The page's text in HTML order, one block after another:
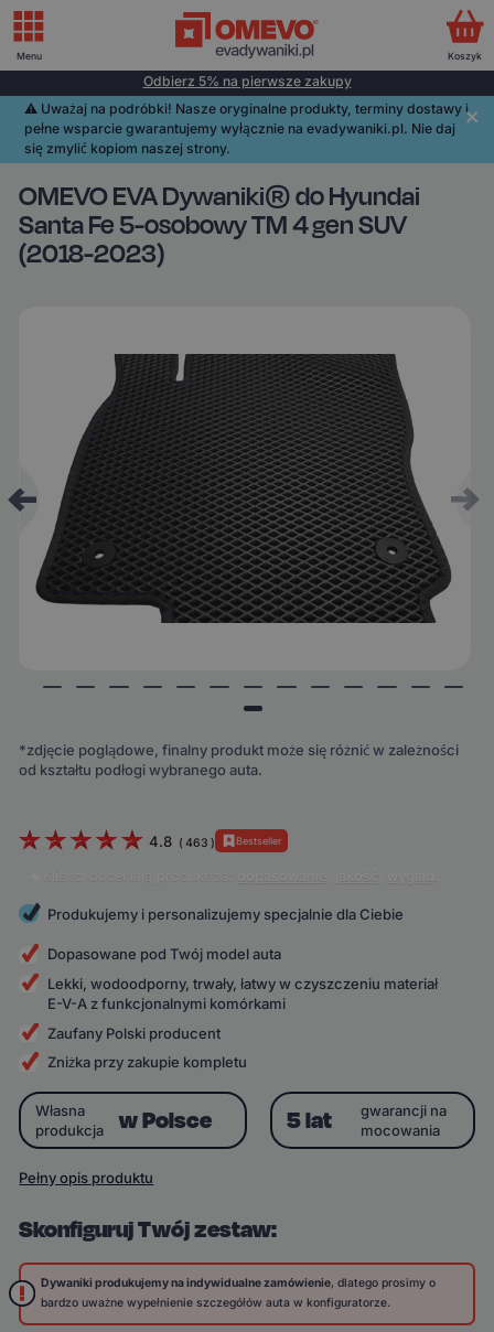
Odbierz 5% na pierwsze zakupy
⚠️️ Uważaj na podróbki! Nasze oryginalne produkty, terminy dostawy i
pełne wsparcie gwarantujemy wyłącznie na evadywaniki.pl. Nie daj
się zmylić kopiom naszej strony.
OMEVO EVA Dywaniki® do Hyundai
Santa Fe 5-osobowy TM 4 gen SUV
(2018-2023)
*zdjęcie poglądowe, finalny produkt może się różnić w zależności
od kształtu podłogi wybranego auta.
4.8 ( 463 ) Bestseller
Klienci doceniają produkt za: dopasowanie wygląd
Produkujemy i personalizujemy specjalnie dla Ciebie
Dopasowane pod Twój model auta
Lekki, wodoodporny, trwały, łatwy w czyszczeniu materiał
E-V-A z funkcjonalnymi komórkami
Zaufany Polski producent
Zniżka przy zakupie kompletu
Skonfiguruj Twój zestaw:
Dywaniki produkujemy na indywidualne zamówienie, dlatego prosimy o
bardzo uważne wypełnienie szczegółów auta w konfiguratorze.
Własna
produkcja
w Polsce 5 lat
gwarancji na
mocowania
Pełny opis produktu
Menu Koszyk